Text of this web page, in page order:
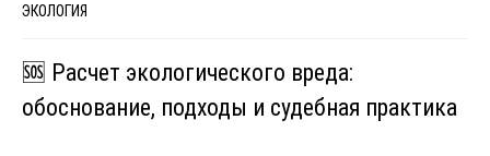
ЭКОЛОГИЯ
🆘 Расчет экологического вреда:
обоснование, подходы и судебная практика